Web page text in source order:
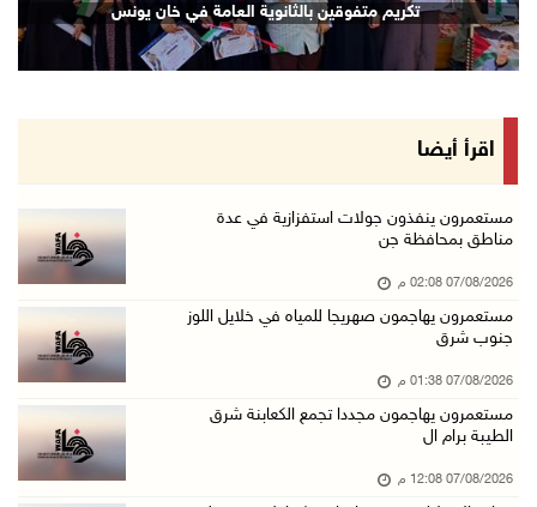
07/آب/2026 12:08 م
أسعار النفط تواصل الصعود وسط مخاوف بشأن مستقب ...
الذهب يتجه لأفضل أداء أسبوعي منذ كانون الثاني
قوات الاحتلال تنصب حاجزا عسكريا شرق بيت لحم
مستعمرون بحماية قوات الاحتلال يقتحمون برك سلي ...
محافظة القدس: انسحاب قوات الاحتلال من مخيم قل ...
07/آب/2026 08:23 ص
تكريم متفوقين بالثانوية العامة في خان يونس
اقرأ أيضا
مستعمرون ينفذون جولات استفزازية في عدة
مناطق بمحافظة جن
07/08/2026 02:08 م
مستعمرون يهاجمون صهريجا للمياه في خلايل اللوز
جنوب شرق
07/08/2026 01:38 م
مستعمرون يهاجمون مجددا تجمع الكعابنة شرق
الطيبة برام ال
07/08/2026 12:08 م